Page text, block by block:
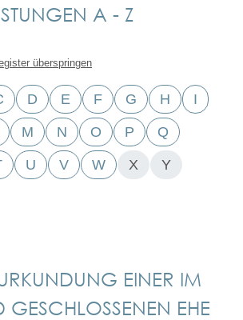
A - Z
überspringen
D E F G H I
M N O P Q
U V W X Y
EINER IM
GESCHLOSSENEN EHE